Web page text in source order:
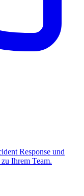
Response und
Ihrem Team.